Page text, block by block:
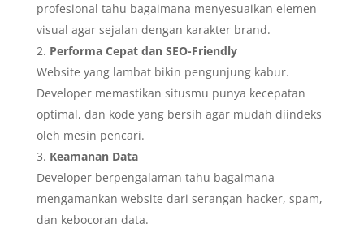
profesional tahu bagaimana menyesuaikan elemen
visual agar sejalan dengan karakter brand.
Performa Cepat dan SEO-Friendly
Website yang lambat bikin pengunjung kabur.
Developer memastikan situsmu punya kecepatan
optimal, dan kode yang bersih agar mudah diindeks
oleh mesin pencari.
Keamanan Data
Developer berpengalaman tahu bagaimana
mengamankan website dari serangan hacker, spam,
dan kebocoran data.